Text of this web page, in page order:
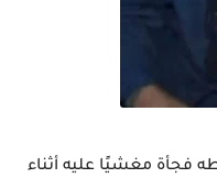
فجأة مغشيًا عليه أثناء